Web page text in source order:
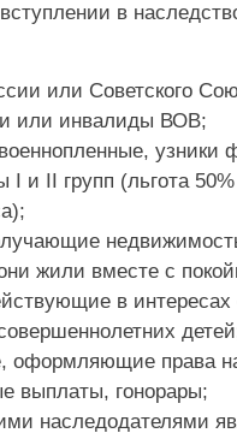
в
или Советского
или инвалиды ВОВ;
узники
I и II групп (льгота
жили вместе с
в интересах
оформляющие права
выплаты, гонорары;
наследодателями